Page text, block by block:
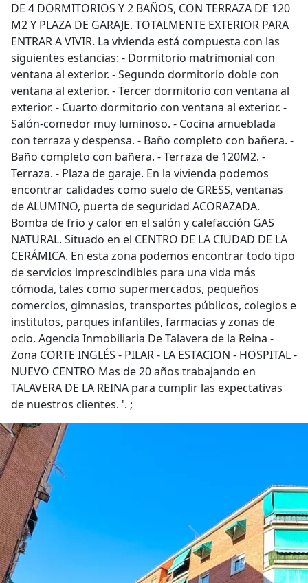
DE 4 DORMITORIOS Y 2 BAÑOS, CON TERRAZA DE 120
M2 Y PLAZA DE GARAJE. TOTALMENTE EXTERIOR PARA
ENTRAR A VIVIR. La vivienda está compuesta con las
siguientes estancias: - Dormitorio matrimonial con
ventana al exterior. - Segundo dormitorio doble con
ventana al exterior. - Tercer dormitorio con ventana al
exterior. - Cuarto dormitorio con ventana al exterior. -
Salón-comedor muy luminoso. - Cocina amueblada
con terraza y despensa. - Baño completo con bañera. -
Baño completo con bañera. - Terraza de 120M2. -
Terraza. - Plaza de garaje. En la vivienda podemos
encontrar calidades como suelo de GRESS, ventanas
de ALUMINO, puerta de seguridad ACORAZADA.
Bomba de frio y calor en el salón y calefacción GAS
NATURAL. Situado en el CENTRO DE LA CIUDAD DE LA
CERÁMICA. En esta zona podemos encontrar todo tipo
de servicios imprescindibles para una vida más
cómoda, tales como supermercados, pequeños
comercios, gimnasios, transportes públicos, colegios e
institutos, parques infantiles, farmacias y zonas de
ocio. Agencia Inmobiliaria De Talavera de la Reina -
Zona CORTE INGLÉS - PILAR - LA ESTACION - HOSPITAL -
NUEVO CENTRO Mas de 20 años trabajando en
TALAVERA DE LA REINA para cumplir las expectativas
de nuestros clientes. '. ;